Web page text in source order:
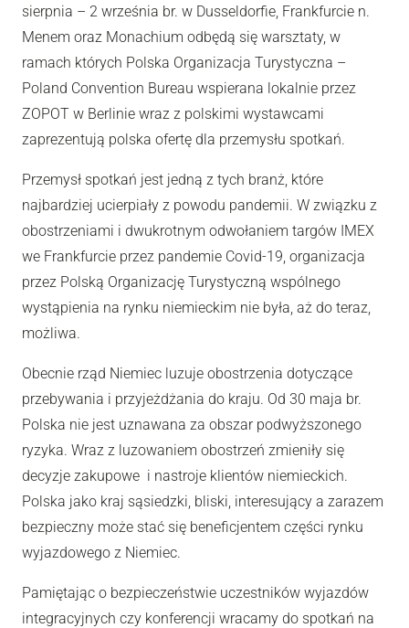
sierpnia – 2 września br. w Dusseldorfie, Frankfurcie n.
Menem oraz Monachium odbędą się warsztaty, w
ramach których Polska Organizacja Turystyczna –
Poland Convention Bureau wspierana lokalnie przez
ZOPOT w Berlinie wraz z polskimi wystawcami
zaprezentują polska ofertę dla przemysłu spotkań.
Przemysł spotkań jest jedną z tych branż, które
najbardziej ucierpiały z powodu pandemii. W związku z
obostrzeniami i dwukrotnym odwołaniem targów IMEX
we Frankfurcie przez pandemie Covid-19, organizacja
przez Polską Organizację Turystyczną wspólnego
wystąpienia na rynku niemieckim nie była, aż do teraz,
możliwa.
Obecnie rząd Niemiec luzuje obostrzenia dotyczące
przebywania i przyjeżdżania do kraju. Od 30 maja br.
Polska nie jest uznawana za obszar podwyższonego
ryzyka. Wraz z luzowaniem obostrzeń zmieniły się
decyzje zakupowe i nastroje klientów niemieckich.
Polska jako kraj sąsiedzki, bliski, interesujący a zarazem
bezpieczny może stać się beneficjentem części rynku
wyjazdowego z Niemiec.
Pamiętając o bezpieczeństwie uczestników wyjazdów
integracyjnych czy konferencji wracamy do spotkań na